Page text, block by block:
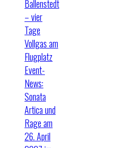
Ballenstedt
– vier
Tage
Vollgas am
Flugplatz
Event-
News:
Sonata
Artica und
Rage am
26. April